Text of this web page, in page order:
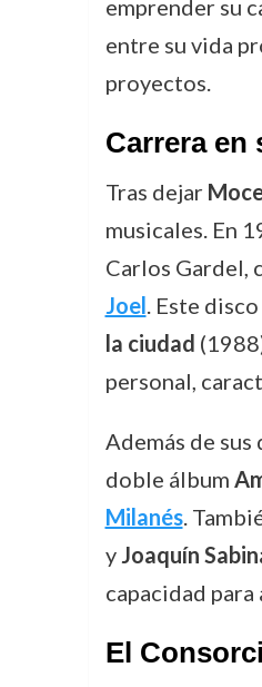
emprender su
entre su vida
proyectos.
Carrera en
Tras dejar
musicales. En
Carlos Gardel,
Joel. Este
la ciudad
personal,
Además de
doble álbum
Milanés.
y Joaquín
capacidad
El